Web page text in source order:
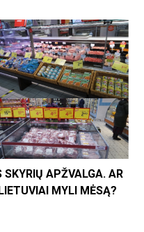
SKYRIŲ APŽVALGA. AR
MYLI MĖSĄ?